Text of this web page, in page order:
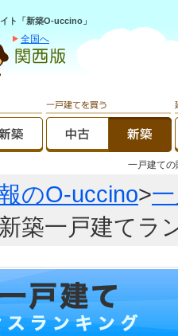
ト「新築O-uccino」
全国へ
一戸建て
のO-uccino>
築一戸建てラ